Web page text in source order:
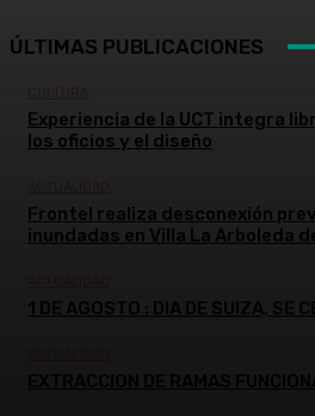
ÚLTIMAS PUBLICACIONES
Experiencia de la UCT integra
los oficios y el diseño
Frontel realiza desconexión
inundadas en Villa La Arboleda
1 DE AGOSTO : DIA DE SUIZA, SE